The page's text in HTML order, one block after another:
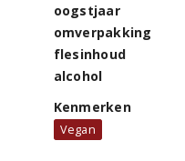
oogstjaar
omverpakking
flesinhoud
alcohol
Kenmerken
Vegan